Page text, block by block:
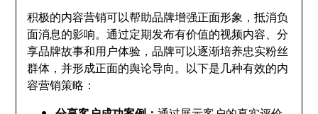
积极的内容营销可以帮助品牌增强正面形象，抵消负
面消息的影响。通过定期发布有价值的视频内容、分
享品牌故事和用户体验，品牌可以逐渐培养忠实粉丝
群体，并形成正面的舆论导向。以下是几种有效的内
容营销策略：